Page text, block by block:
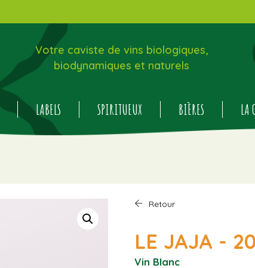
Votre caviste de vins biologiques,
biodynamiques et naturels
LABELS SPIRITUEUX BIÈRES LA
Retour
LE JAJA -
Vin Blanc